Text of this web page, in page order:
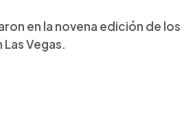
en la novena edición de los
Vegas.